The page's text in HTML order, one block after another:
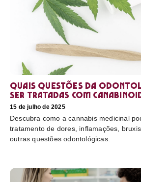
Quais questões da
ser tratadas com
15 de julho de 2025
Descubra como a cannabis medicinal
tratamento de dores, inflamações,
outras questões odontológicas.